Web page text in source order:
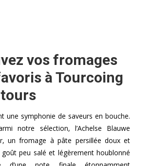
vos fromages
à Tourcoing
une symphonie de saveurs en bouche.
notre sélection, l’Achelse Blauwe
un fromage à pâte persillée doux et
goût peu salé et légèrement houblonné